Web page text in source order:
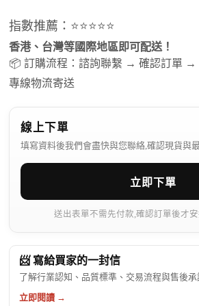
指數推薦：⭐⭐⭐⭐⭐
香港、台灣等國際地區即可配送！
📦 訂購流程：諮詢聯繫 → 確認訂單 →
專線物流寄送
線上下單
填寫資料後我們會盡快與您聯絡,確認現貨與
立即下單
送出表單不需先付款,確認訂單後才
📨 寫給買家的一封信
了解行業認知、品質標準、交易流程與售後承
立即閱讀 →